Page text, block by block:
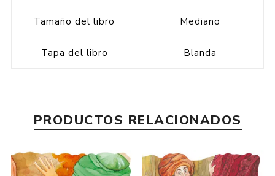
Tamaño del libro Mediano
Tapa del libro Blanda
PRODUCTOS RELACIONADOS